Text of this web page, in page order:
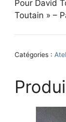
Pour David
Toutain » –
Catégories :